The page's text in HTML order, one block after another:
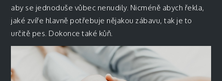
aby se jednoduše vůbec nenudily. Nicméně abych řekla,
jaké zvíře hlavně potřebuje nějakou zábavu, tak je to
určitě pes. Dokonce také kůň.